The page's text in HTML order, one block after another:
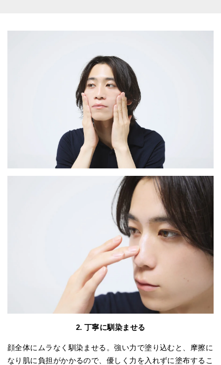
2. 丁寧に馴染ませる
顔全体にムラなく馴染ませる。強い力で塗り込むと、摩擦に
なり肌に負担がかかるので、優しく力を入れずに塗布するこ